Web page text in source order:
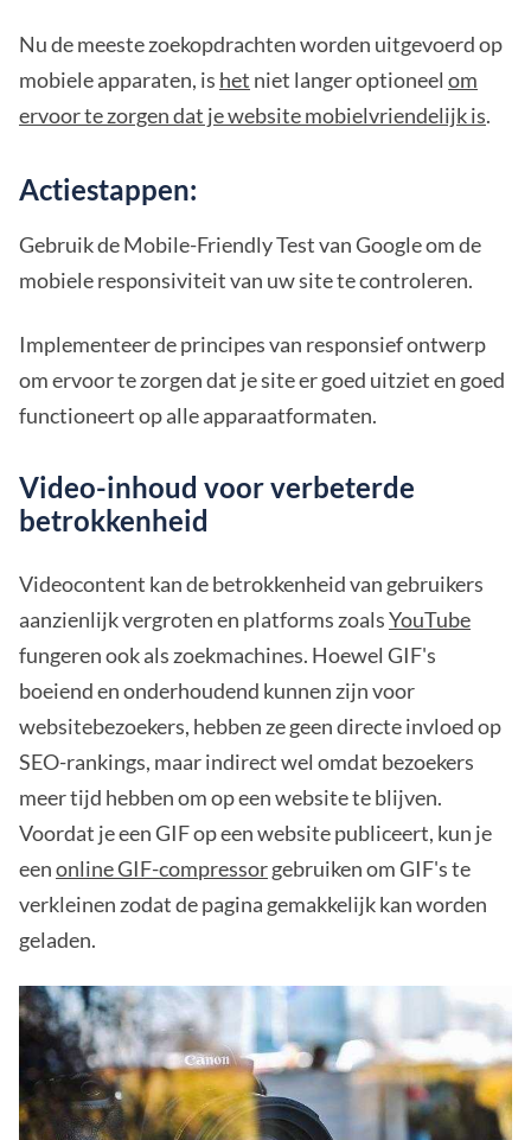
Nu de meeste zoekopdrachten worden uitgevoerd op
mobiele apparaten, is het niet langer optioneel om
ervoor te zorgen dat je website mobielvriendelijk is.
Actiestappen:
Gebruik de Mobile-Friendly Test van Google om de
mobiele responsiviteit van uw site te controleren.
Implementeer de principes van responsief ontwerp
om ervoor te zorgen dat je site er goed uitziet en goed
functioneert op alle apparaatformaten.
Video-inhoud voor verbeterde
betrokkenheid
Videocontent kan de betrokkenheid van gebruikers
aanzienlijk vergroten en platforms zoalsYouTube
fungeren ook als zoekmachines. Hoewel GIF's
boeiend en onderhoudend kunnen zijn voor
websitebezoekers, hebben ze geen directe invloed op
SEO-rankings, maar indirect wel omdat bezoekers
meer tijd hebben om op een website te blijven.
Voordat je een GIF op een website publiceert, kun je
eenonline GIF-compressorgebruiken om GIF's te
verkleinen zodat de pagina gemakkelijk kan worden
geladen.